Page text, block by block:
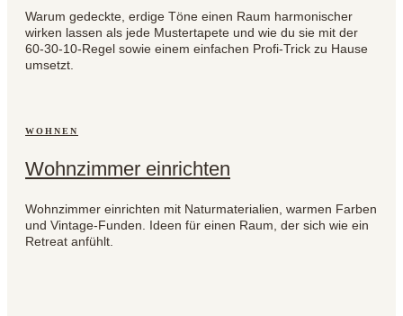
Warum gedeckte, erdige Töne einen Raum harmonischer
wirken lassen als jede Mustertapete und wie du sie mit der
60-30-10-Regel sowie einem einfachen Profi-Trick zu Hause
umsetzt.
WOHNEN
Wohnzimmer einrichten
Wohnzimmer einrichten mit Naturmaterialien, warmen Farben
und Vintage-Funden. Ideen für einen Raum, der sich wie ein
Retreat anfühlt.